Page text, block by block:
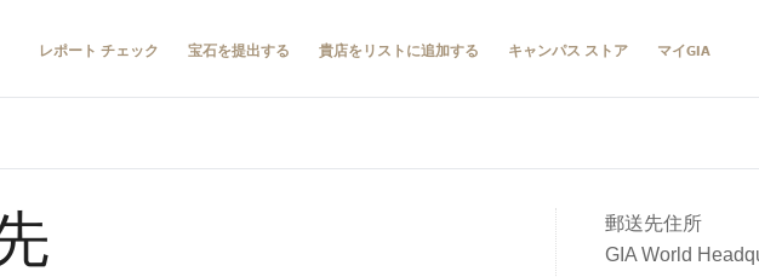
レポート チェック 宝石を提出する 貴店をリストに追加する キャンパス ストア マイGIA
郵送先住所
GIA World